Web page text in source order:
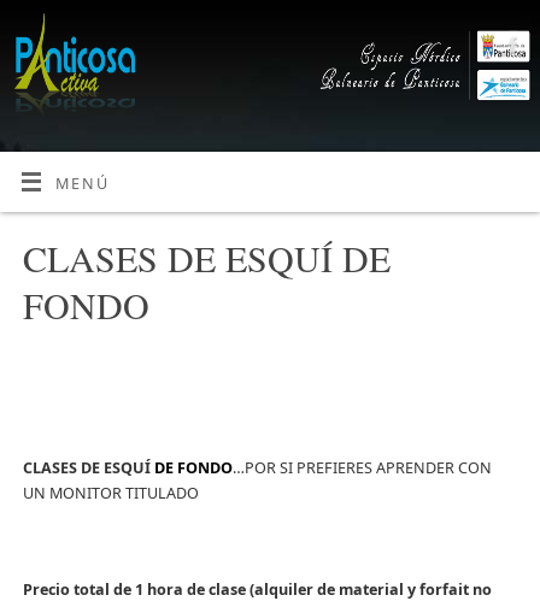
MENÚ
CLASES DE ESQUÍ DE
FONDO
CLASES DE ESQUÍ DE FONDO…POR SI PREFIERES APRENDER CON
UN MONITOR TITULADO
Precio total de 1 hora de clase (alquiler de material y forfait no